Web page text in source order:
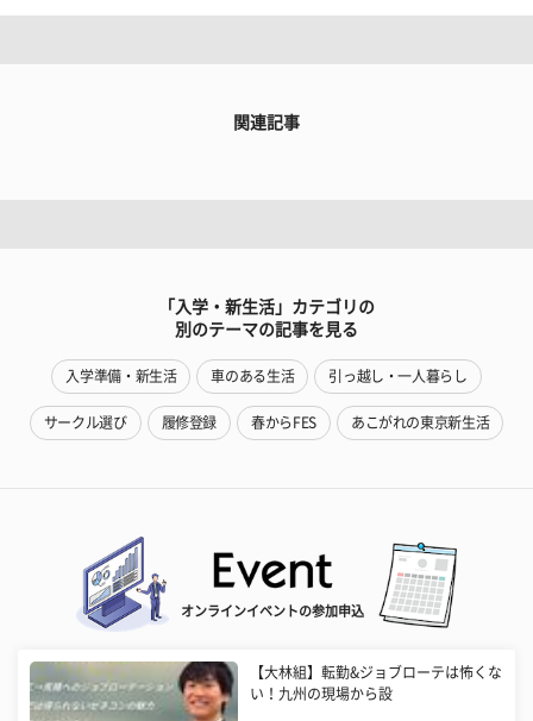
関連記事
「入学・新生活」カテゴリの
別のテーマの記事を見る
入学準備・新生活 車のある生活 引っ越し・一人暮らし
サークル選び 履修登録 春からFES あこがれの東京新生活
オンラインイベントの参加申込
【大林組】転勤&ジョブローテは怖くな
い！九州の現場から設